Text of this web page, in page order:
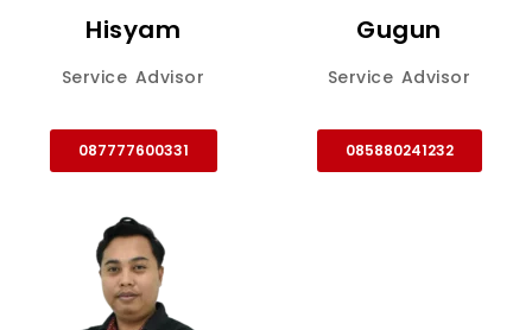
Hisyam
Service Advisor
087777600331
Gugun
Service Advisor
085880241232